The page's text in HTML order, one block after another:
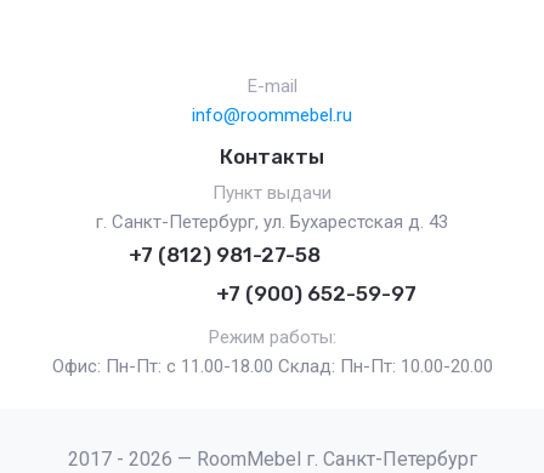
E-mail
info@roommebel.ru
Контакты
Пункт выдачи
г. Санкт-Петербург, ул. Бухарестская д. 43
+7 (812) 981-27-58
+7 (900) 652-59-97
Режим работы:
Офис: Пн-Пт: с 11.00-18.00 Склад: Пн-Пт: 10.00-20.00
2017 - 2026 — RoomMebel г. Санкт-Петербург